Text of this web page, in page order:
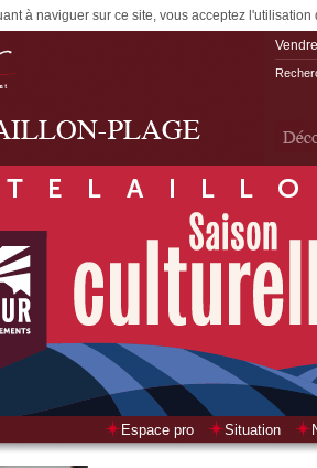
à naviguer sur ce site, vous acceptez
Espace pro Situation